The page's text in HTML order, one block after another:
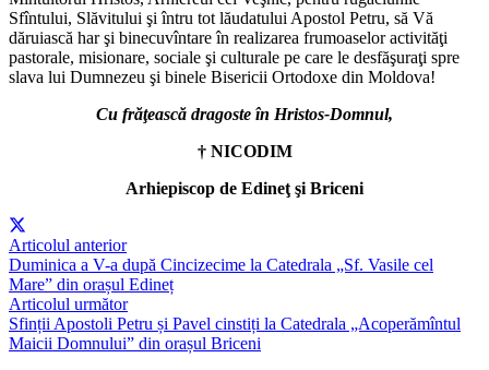
Sfîntului, Slăvitului şi întru tot lăudatului Apostol Petru, să Vă
dăruiască har şi binecuvîntare în realizarea frumoaselor activităţi
pastorale, misionare, sociale şi culturale pe care le desfăşuraţi spre
slava lui Dumnezeu şi binele Bisericii Ortodoxe din Moldova!
Cu frăţească dragoste în Hristos-Domnul,
† NICODIM
Arhiepiscop de Edineţ şi Briceni
Articolul anterior
Duminica a V-a după Cincizecime la Catedrala „Sf. Vasile cel
Mare” din orașul Edineț
Articolul următor
Sfinții Apostoli Petru și Pavel cinstiți la Catedrala „Acoperămîntul
Maicii Domnului” din orașul Briceni